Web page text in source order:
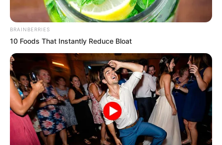
Youtube:
CLC Channel
Weibo:CUBE_CLC
Fan Cafe:CUBE-CLC
Fan Cafe (Japan): clc-cafe.jp
V Live:CLC Official
Member CLC
1. Seungyeon
BRAINBERRIES
10 Foods That Instantly Reduce Bloat